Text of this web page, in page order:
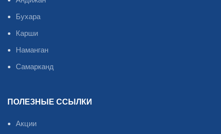
Бухара
Карши
Наманган
Самарканд
ПОЛЕЗНЫЕ ССЫЛКИ
Акции